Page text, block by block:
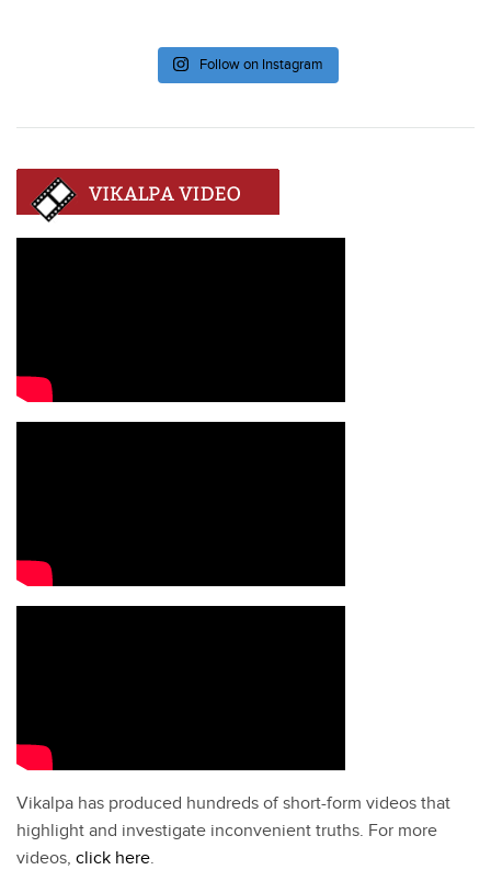
Follow on Instagram
Vikalpa has produced hundreds of short-form videos that
highlight and investigate inconvenient truths. For more
videos, click here.